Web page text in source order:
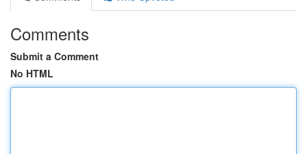
Comments
Submit a Comment
No HTML